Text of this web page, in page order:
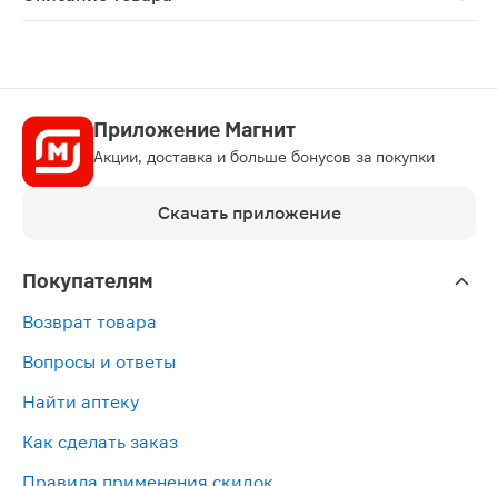
Приложение Магнит
Акции, доставка и больше бонусов за покупки
Скачать приложение
Покупателям
Возврат товара
Вопросы и ответы
Найти аптеку
Как сделать заказ